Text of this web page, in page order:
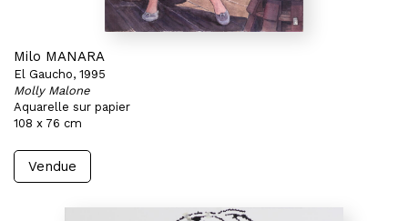
Milo MANARA
El Gaucho, 1995
Molly Malone
Aquarelle sur papier
108 x 76 cm
Vendue